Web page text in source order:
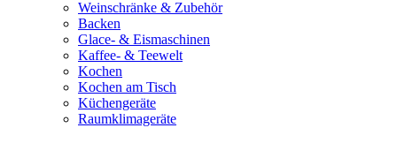
Weinschränke & Zubehör
Backen
Glace- & Eismaschinen
Kaffee- & Teewelt
Kochen
Kochen am Tisch
Küchengeräte
Raumklimageräte